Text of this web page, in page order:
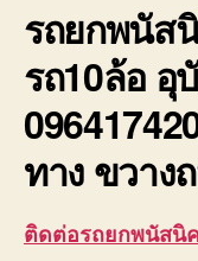
รถยกพนัส
รถ10ล้อ อุ
ทาง ขวาง
ติดต่อรถยกพนัสนิ